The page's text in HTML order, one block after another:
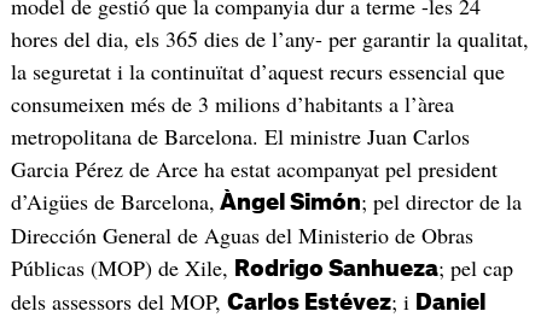
model de gestió que la companyia dur a terme -les 24
hores del dia, els 365 dies de l’any- per garantir la qualitat,
la seguretat i la continuïtat d’aquest recurs essencial que
consumeixen més de 3 milions d’habitants a l’àrea
metropolitana de Barcelona. El ministre Juan Carlos
Garcia Pérez de Arce ha estat acompanyat pel president
d’Aigües de Barcelona, Àngel Simón; pel director de la
Dirección General de Aguas del Ministerio de Obras
Públicas (MOP) de Xile, Rodrigo Sanhueza; pel cap
dels assessors del MOP, Carlos Estévez; i Daniel